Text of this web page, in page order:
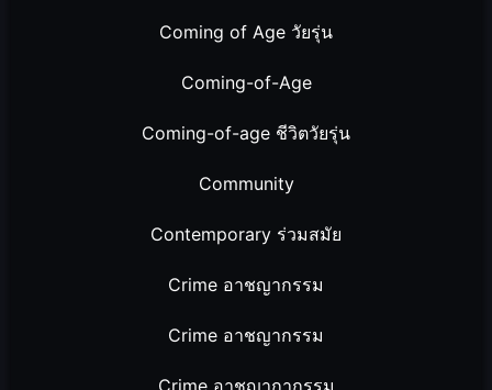
Coming of Age วัยรุ่น
Coming-of-Age
Coming-of-age ชีวิตวัยรุ่น
Community
Contemporary ร่วมสมัย
Crime อาชญากรรม
Crime อาชญากรรม
Crime อาชญากากรรม